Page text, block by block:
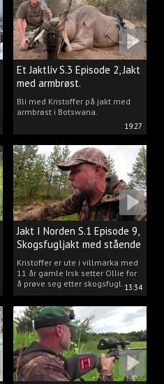
19:27
Et Jaktliv S.3 Episode 2, Jakt
med armbrøst.
Bli med Kristoffer på jakt med
armbrøst i Botswana.
13:34
Jakt I Norden S.1 Episode 9,
Skogsfugljakt med stående
hund.
Kristoffer er ute i villmarka med
11 år gamle Irsk setter Ollie for
å prøve seg etter skogsfugl.